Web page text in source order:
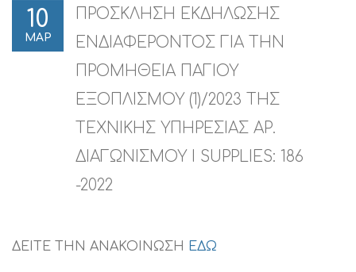
10
ΜΑΡ
ΠΡΟΣΚΛΗΣΗ ΕΚΔΗΛΩΣΗΣ
ΕΝΔΙΑΦΕΡΟΝΤΟΣ ΓΙΑ ΤΗΝ
ΠΡΟΜΗΘΕΙA ΠΑΓΙΟΥ
ΕΞΟΠΛΙΣΜΟΥ (1)/2023 ΤΗΣ
ΤΕΧΝΙΚΗΣ ΥΠΗΡΕΣΙΑΣ ΑΡ.
ΔΙΑΓΩΝΙΣΜΟΥ I SUPPLIES: 186
-2022
ΔΕΙΤΕ ΤΗΝ ΑΝΑΚΟΙΝΩΣΗ ΕΔΩ